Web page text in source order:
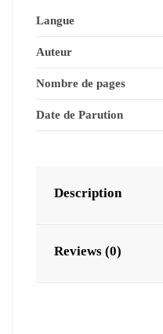
Langue
Auteur
Nombre de pages
Date de Parution
Description
Reviews (0)